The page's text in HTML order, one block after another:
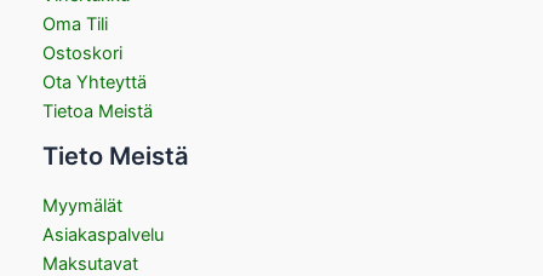
Oma Tili
Ostoskori
Ota Yhteyttä
Tietoa Meistä
Tieto Meistä
Myymälät
Asiakaspalvelu
Maksutavat